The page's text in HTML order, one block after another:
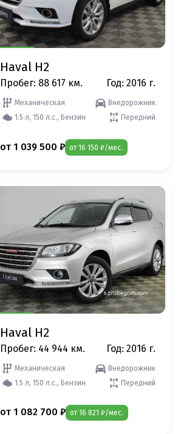
Haval H2
Пробег: 88 617 км. Год: 2016 г.
Механическая
Внедорожник
1.5 л, 150 л.с., Бензин
Передний
от 1 039 500 ₽ от 16 150 ₽/мес.
Haval H2
Пробег: 44 944 км. Год: 2016 г.
Механическая
Внедорожник
1.5 л, 150 л.с., Бензин
Передний
от 1 082 700 ₽ от 16 821 ₽/мес.